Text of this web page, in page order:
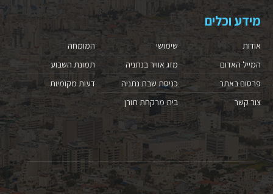
מידע וכלים
אודות
המייל האדום
פרסום באתר
צור קשר
שימושי
מזג אוויר בנתניה
כניסת שבת נתניה
בית מרקחת תורן
המומחה
תמונת השבוע
דעות מקומיות